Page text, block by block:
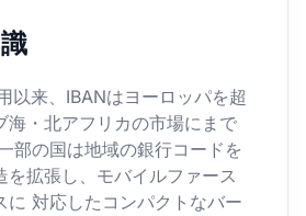
以来、IBANはヨーロッパを超
海・北アフリカの市場にまで
部の国は地域の銀行コードを
を拡張し、モバイルファース
に 対応したコンパクトなバー